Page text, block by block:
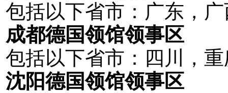
包括以下省市：广东，
成都德国领馆领事区
包括以下省市：四川，
沈阳德国领馆领事区